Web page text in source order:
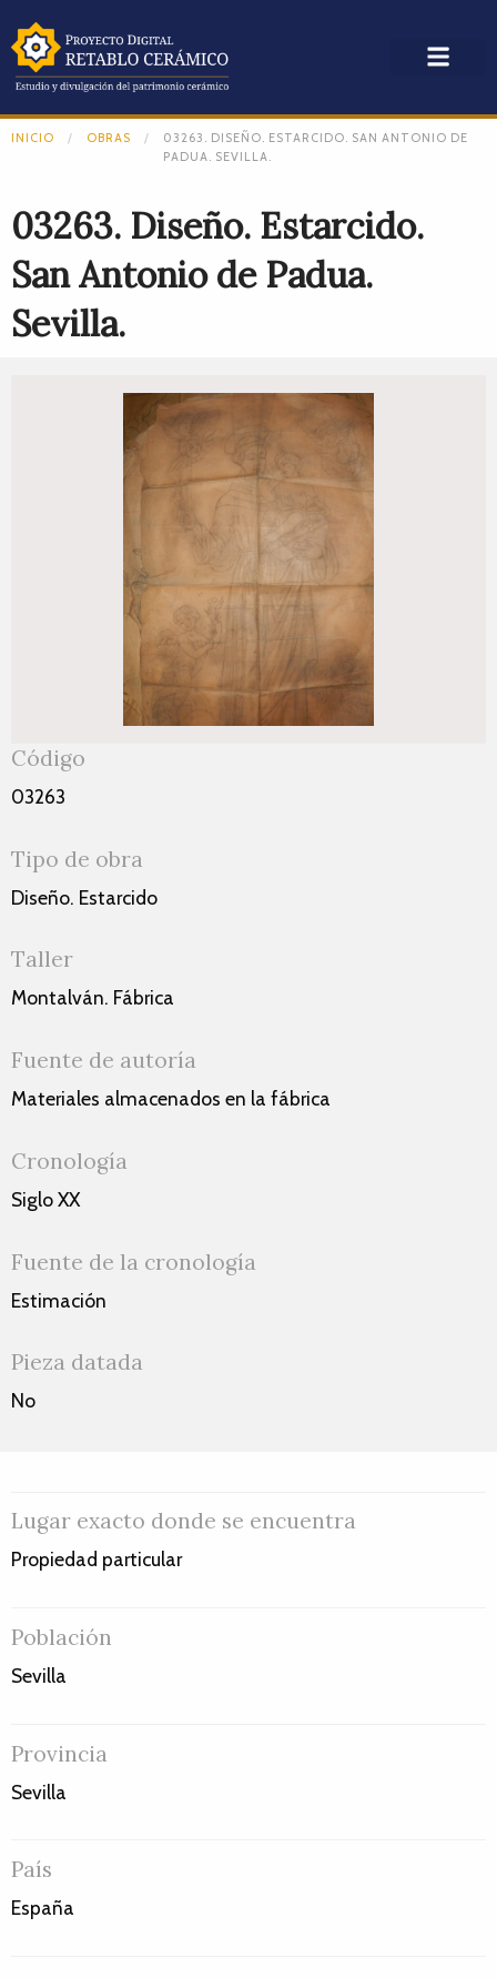
INICIO OBRAS
03263. DISEÑO. ESTARCIDO. SAN ANTONIO DE
PADUA. SEVILLA.
03263. Diseño. Estarcido.
San Antonio de Padua.
Sevilla.
Código
03263
Tipo de obra
Diseño. Estarcido
Taller
Montalván. Fábrica
Fuente de autoría
Materiales almacenados en la fábrica
Cronología
Siglo XX
Fuente de la cronología
Estimación
Pieza datada
No
Lugar exacto donde se encuentra
Propiedad particular
Población
Sevilla
Provincia
Sevilla
País
España